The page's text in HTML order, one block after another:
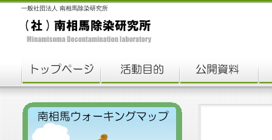
一般社団法人 南相馬除染研究所